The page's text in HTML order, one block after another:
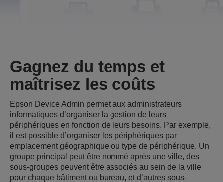
Gagnez du temps et
maîtrisez les coûts
Epson Device Admin permet aux administrateurs
informatiques d’organiser la gestion de leurs
périphériques en fonction de leurs besoins. Par exemple,
il est possible d’organiser les périphériques par
emplacement géographique ou type de périphérique. Un
groupe principal peut être nommé après une ville, des
sous-groupes peuvent être associés au sein de la ville
pour chaque bâtiment ou bureau, et d’autres sous-